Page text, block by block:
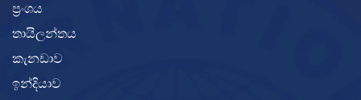
ප්‍රංශය
තායිලන්තය
කැනඩාව
ඉන්දියාව